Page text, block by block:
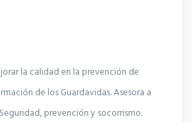
la calidad en la prevención de
de los Guardavidas. Asesora a
prevención y socorrismo.